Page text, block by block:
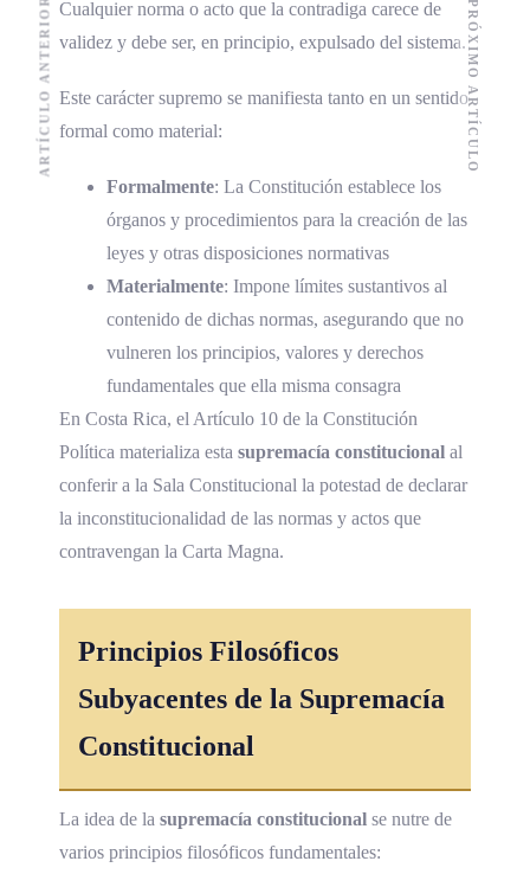
Cualquier norma o acto que la contradiga carece de
validez y debe ser, en principio, expulsado del sistema.
Este carácter supremo se manifiesta tanto en un sentido
formal como material:
Formalmente: La Constitución establece los
órganos y procedimientos para la creación de las
leyes y otras disposiciones normativas
Materialmente: Impone límites sustantivos al
contenido de dichas normas, asegurando que no
vulneren los principios, valores y derechos
fundamentales que ella misma consagra
En Costa Rica, el Artículo 10 de la Constitución
Política materializa esta supremacía constitucional al
conferir a la Sala Constitucional la potestad de declarar
la inconstitucionalidad de las normas y actos que
contravengan la Carta Magna.
Principios Filosóficos
Subyacentes de la Supremacía
Constitucional
La idea de la supremacía constitucional se nutre de
varios principios filosóficos fundamentales:
ARTÍCULO ANTERIOR PRÓXIMO ARTÍCULO